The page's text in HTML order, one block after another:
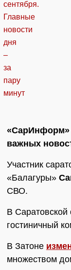
«СарИнформ»
важных
Участник
«Балагуры»
СВО.
В Саратовской
гостиничный
В Затоне
множеством